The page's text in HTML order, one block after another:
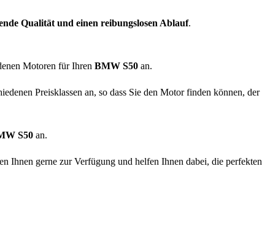
Qualität und einen reibungslosen Ablauf.
Motoren für Ihren BMW S50 an.
Preisklassen an, so dass Sie den Motor finden können, der
S50 an.
Ihnen gerne zur Verfügung und helfen Ihnen dabei, die perfekten